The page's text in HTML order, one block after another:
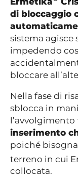
di bloccaggio
sistema agisce
impedendo
bloccare
Nella fase di
sblocca in
l’avvolgimento
inserimento
poiché
terreno in cui
collocata.